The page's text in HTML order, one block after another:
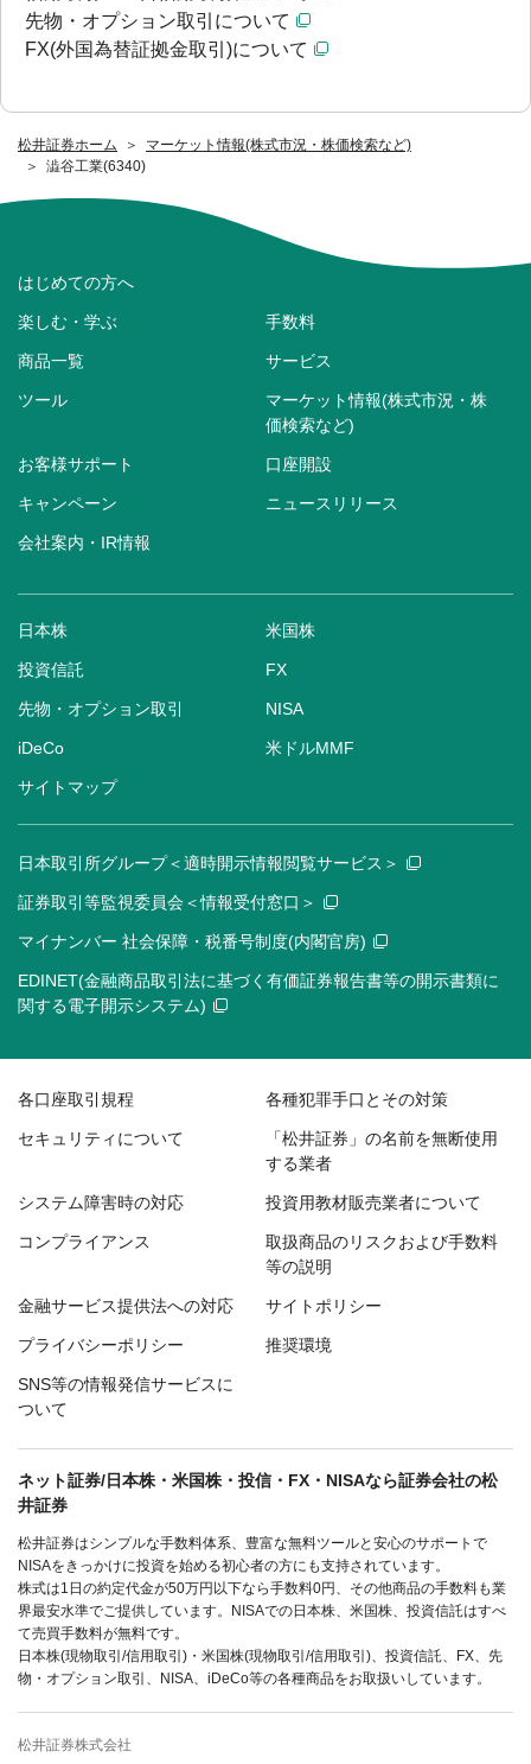
松井証券ホーム
マーケット情報(株式市況・株価検索など)
澁谷工業(6340)
先物・オプション取引について
FX(外国為替証拠金取引)について
はじめての方へ
楽しむ・学ぶ 手数料
商品一覧 サービス
ツール
マーケット情報(株式市況・株
価検索など)
お客様サポート 口座開設
キャンペーン ニュースリリース
会社案内・IR情報
日本株 米国株
投資信託 FX
先物・オプション取引 NISA
iDeCo 米ドルMMF
サイトマップ
日本取引所グループ＜適時開示情報閲覧サービス＞
証券取引等監視委員会＜情報受付窓口＞
マイナンバー 社会保障・税番号制度(内閣官房)
EDINET(金融商品取引法に基づく有価証券報告書等の開示書類に
関する電子開示システム)
各口座取引規程 各種犯罪手口とその対策
セキュリティについて
「松井証券」の名前を無断使用
する業者
システム障害時の対応 投資用教材販売業者について
コンプライアンス
取扱商品のリスクおよび手数料
等の説明
金融サービス提供法への対応 サイトポリシー
プライバシーポリシー 推奨環境
SNS等の情報発信サービスに
ついて
ネット証券/日本株・米国株・投信・FX・NISAなら証券会社の松
井証券
松井証券はシンプルな手数料体系、豊富な無料ツールと安心のサポートで
NISAをきっかけに投資を始める初心者の方にも支持されています。
株式は1日の約定代金が50万円以下なら手数料0円、その他商品の手数料も業
界最安水準でご提供しています。NISAでの日本株、米国株、投資信託はすべ
て売買手数料が無料です。
日本株(現物取引/信用取引)・米国株(現物取引/信用取引)、投資信託、FX、先
物・オプション取引、NISA、iDeCo等の各種商品をお取扱いしています。
松井証券株式会社